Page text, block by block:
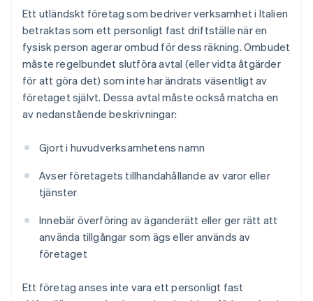
Ett utländskt företag som bedriver verksamhet i Italien
betraktas som ett personligt fast driftställe när en
fysisk person agerar ombud för dess räkning. Ombudet
måste regelbundet slutföra avtal (eller vidta åtgärder
för att göra det) som inte har ändrats väsentligt av
företaget självt. Dessa avtal måste också matcha en
av nedanstående beskrivningar:
Gjort i huvudverksamhetens namn
Avser företagets tillhandahållande av varor eller
tjänster
Innebär överföring av äganderätt eller ger rätt att
använda tillgångar som ägs eller används av
företaget
Ett företag anses inte vara ett personligt fast